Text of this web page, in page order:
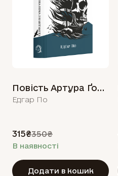
Повість Артура Ґордона Піма з Нантакета
Едгар По
315₴350₴
В наявності
Додати в кошик